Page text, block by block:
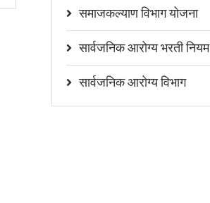
समाजकल्याण विभाग योजना
सार्वजनिक आरोग्य भरती नियम
सार्वजनिक आरोग्य विभाग